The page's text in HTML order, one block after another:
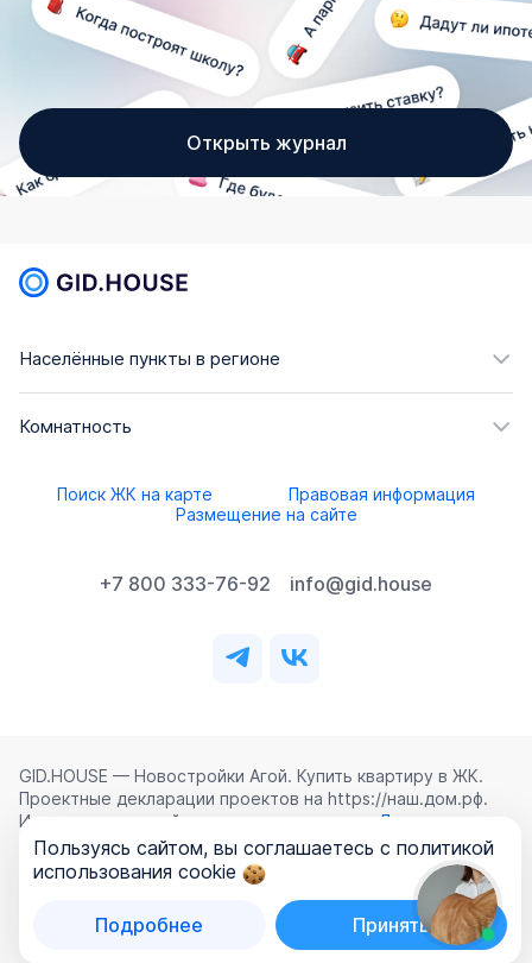
Открыть журнал
Населённые пункты в регионе
Комнатность
Поиск ЖК на карте
Правовая информация
Размещение на сайте
+7 800 333-76-92 info@gid.house
GID.HOUSE — Новостройки Агой. Купить квартиру в ЖК.
Проектные декларации проектов на https://наш.дом.рф.
Использование сайта означает согласие с
Лицензионным
соглашением ,Политикой конфиденциальностии
Политикой обработки персональных данных
ООО «ГИД.ХАУЗ»
Пользуясь сайтом, вы соглашаетесь с политикой
использования cookie
Подробнее Принять